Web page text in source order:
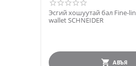
Эсгий хошуутай бал Fine-liner
wallet SCHNEIDER
АВЪЯ